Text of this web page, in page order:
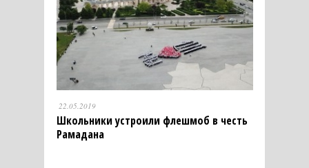
22.05.2019
Школьники устроили флешмоб в честь
Рамадана